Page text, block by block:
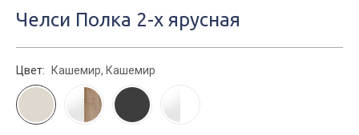
Челси Полка 2-х ярусная
Цвет: Кашемир, Кашемир